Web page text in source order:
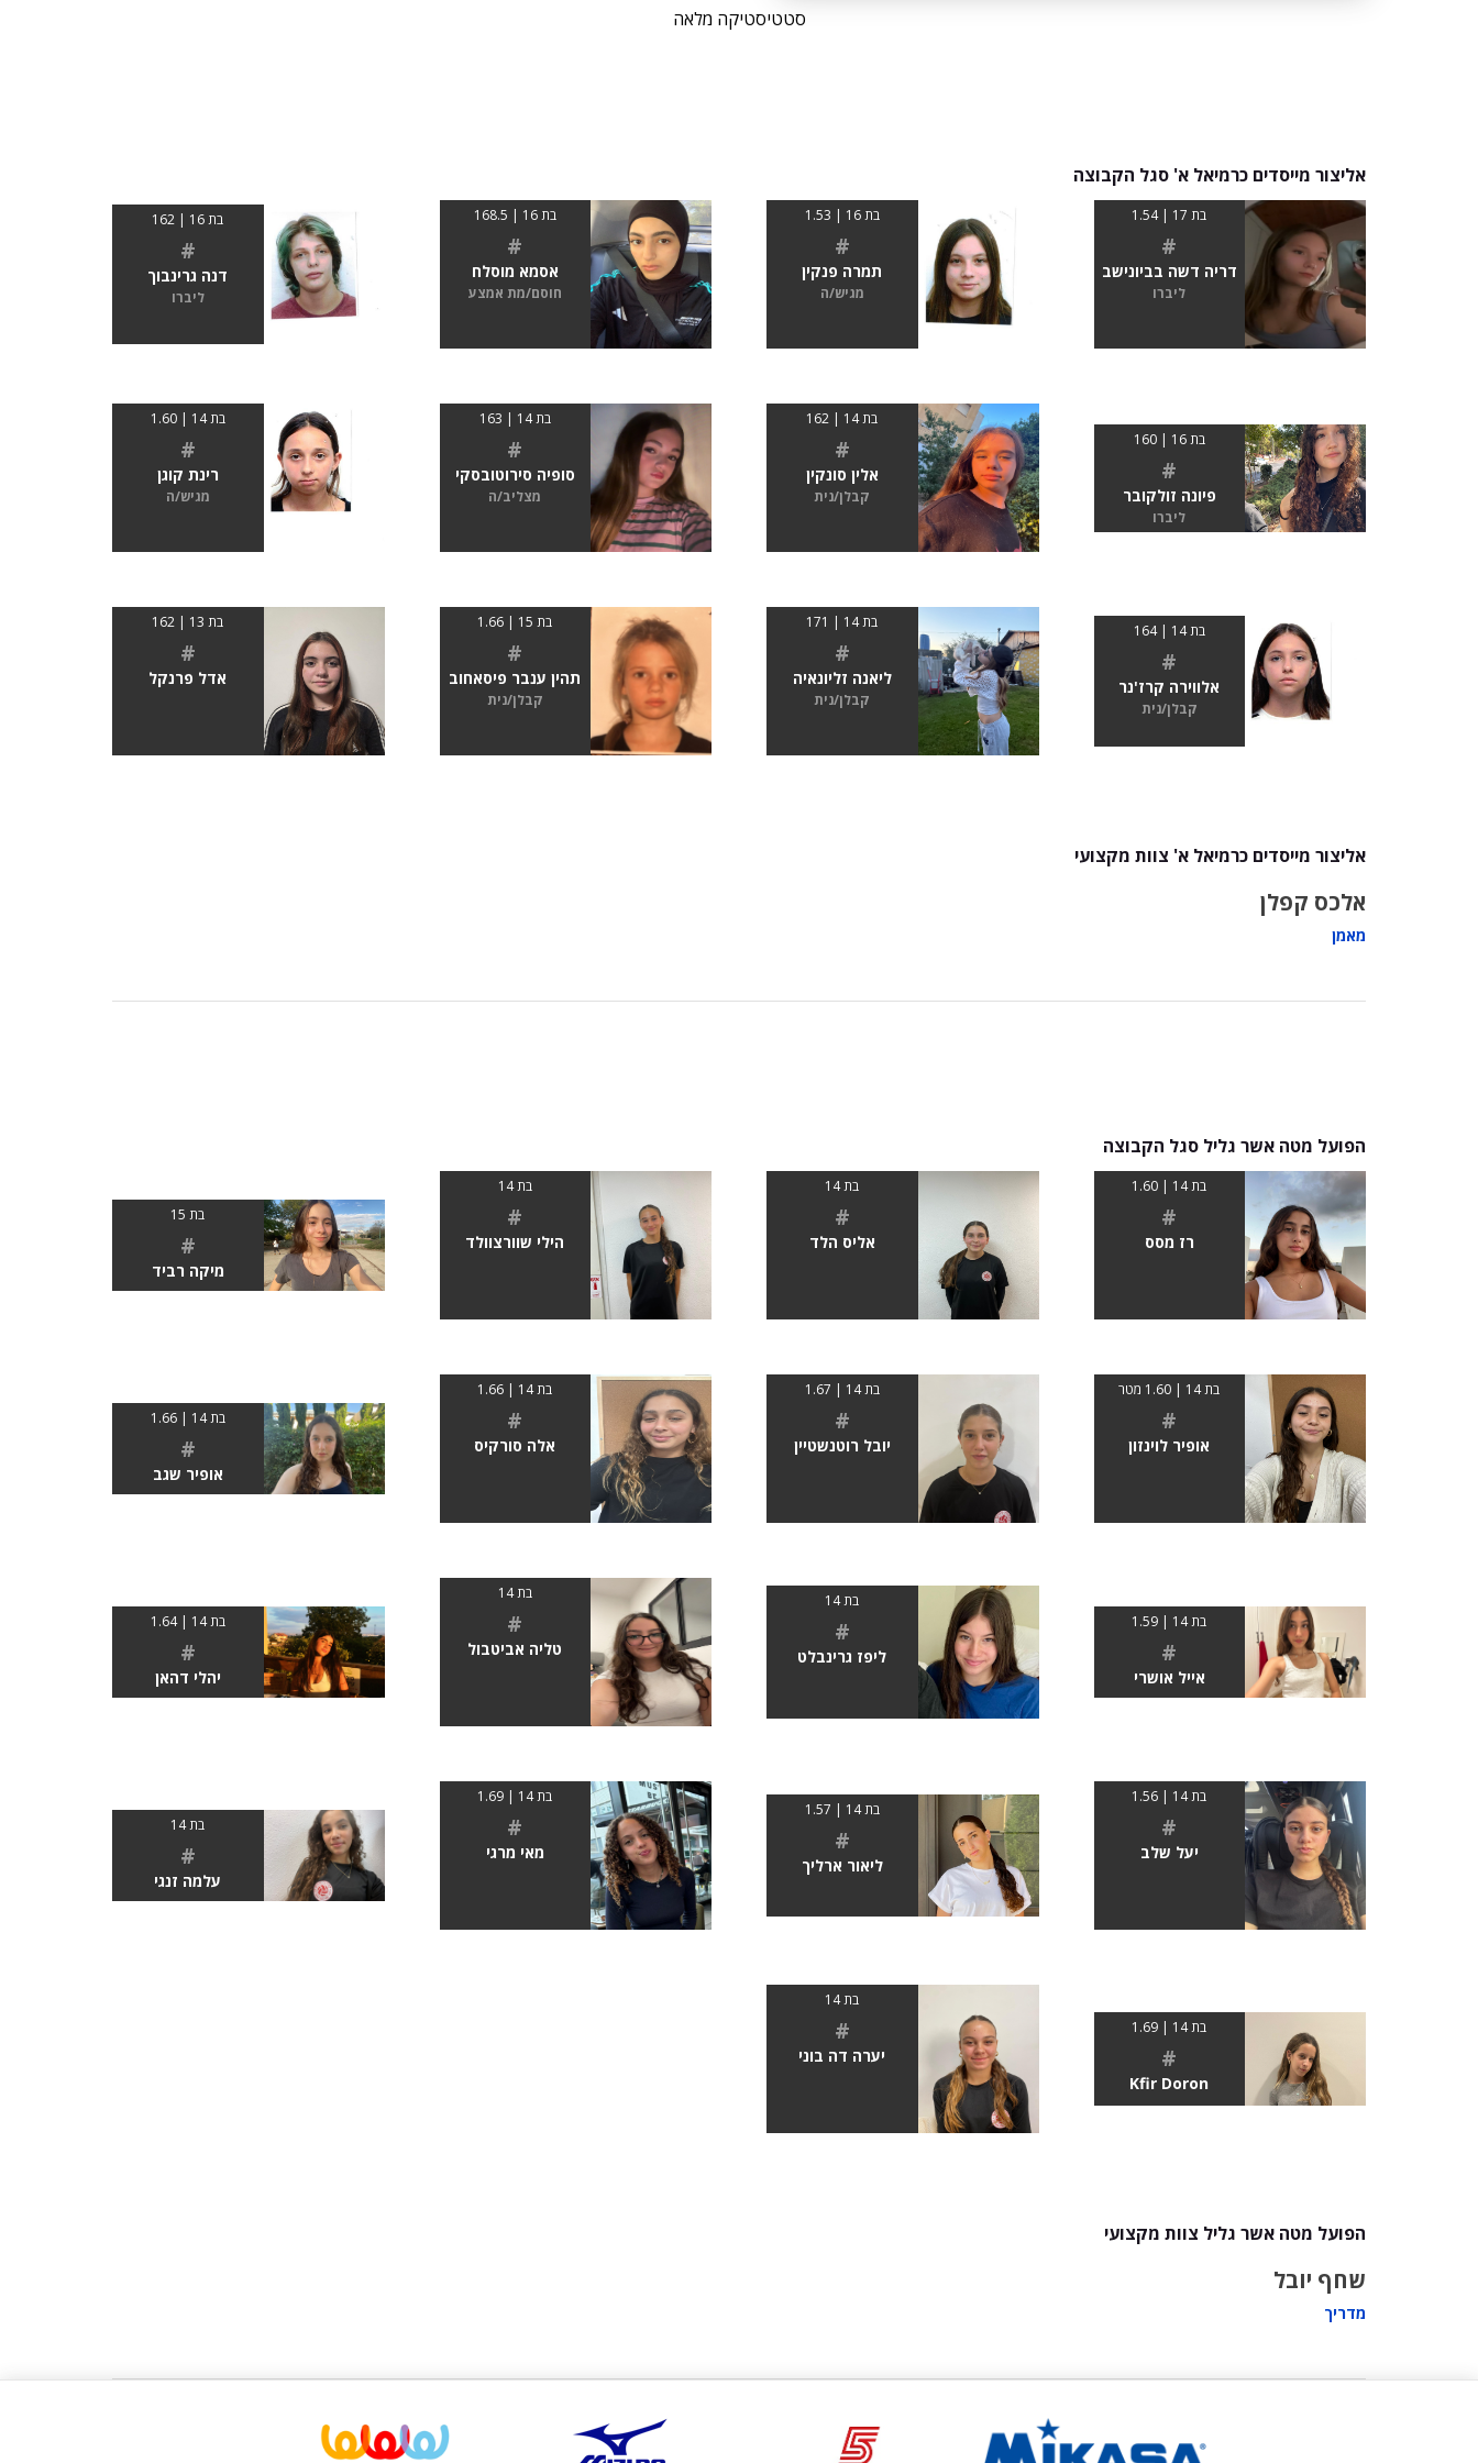
סטטיסטיקה מלאה
אליצור מייסדים כרמיאל א' סגל הקבוצה
בת 17 | 1.54
#
דריה דשה בביונישב
ליברו
בת 16 | 1.53
#
תמרה פנקין
מגיש/ה
בת 16 | 168.5
#
אסמא מוסלח
חוסם/מת אמצע
בת 16 | 162
#
דנה גרינבוך
ליברו
בת 16 | 160
#
פיונה זולקובר
ליברו
בת 14 | 162
#
אלין סונקין
קבלן/נית
בת 14 | 163
#
סופיה סירוטובסקי
מצליב/ה
בת 14 | 1.60
#
רינת קוגן
מגיש/ה
בת 14 | 164
#
אלווירה קרז'נר
קבלן/נית
בת 14 | 171
#
ליאנה זליונאיה
קבלן/נית
בת 15 | 1.66
#
תהין ענבר פיסאחוב
קבלן/נית
בת 13 | 162
#
אדל פרנקל
אליצור מייסדים כרמיאל א' צוות מקצועי
אלכס קפלן
מאמן
הפועל מטה אשר גליל סגל הקבוצה
בת 14 | 1.60
#
רז מסס
בת 14
#
אליס הלד
בת 14
#
הילי שוורצוולד
בת 15
#
מיקה רביד
בת 14 | 1.60 מטר
#
אופיר לוינזון
בת 14 | 1.67
#
יובל רוטנשטיין
בת 14 | 1.66
#
אלה סורקיס
בת 14 | 1.66
#
אופיר שגב
בת 14 | 1.59
#
אייל אושרי
בת 14
#
ליפז גרינבלט
בת 14
#
טליה אביטבול
בת 14 | 1.64
#
יהלי דהאן
בת 14 | 1.56
#
יעל שלב
בת 14 | 1.57
#
ליאור ארליך
בת 14 | 1.69
#
מאי מרגי
בת 14
#
עלמה זנגי
בת 14 | 1.69
#
Kfir Doron
בת 14
#
יערה דה בוני
הפועל מטה אשר גליל צוות מקצועי
שחף יובל
מדריך